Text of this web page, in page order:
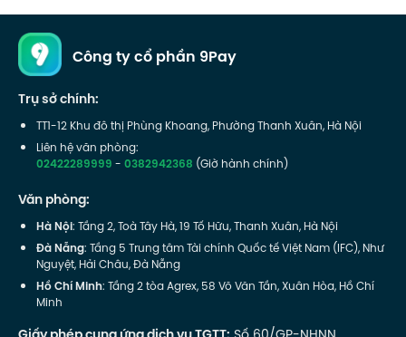
Công ty cổ phần 9Pay
Trụ sở chính:
TT1-12 Khu đô thị Phùng Khoang, Phường Thanh Xuân, Hà Nội
Liên hệ văn phòng:
02422289999-0382942368 (Giờ hành chính)
Văn phòng:
Hà Nội: Tầng 2, Toà Tây Hà, 19 Tố Hữu, Thanh Xuân, Hà Nội
Đà Nẵng: Tầng 5 Trung tâm Tài chính Quốc tế Việt Nam (IFC), Như
Nguyệt, Hải Châu, Đà Nẵng
Hồ Chí Minh: Tầng 2 tòa Agrex, 58 Võ Văn Tần, Xuân Hòa, Hồ Chí
Minh